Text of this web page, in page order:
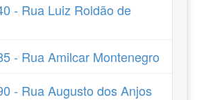
- Rua Luiz Roldão de
- Rua Amilcar Montenegro
- Rua Augusto dos Anjos